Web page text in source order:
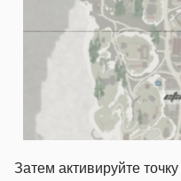
Затем активируйте